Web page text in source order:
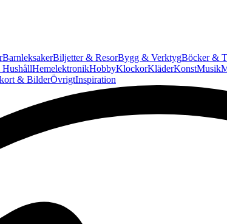
BarnleksakerBiljetter & ResorBygg & VerktygBöcker &
HemelektronikHobbyKlockorKläderKonstMusik
& BilderÖvrigtInspiration